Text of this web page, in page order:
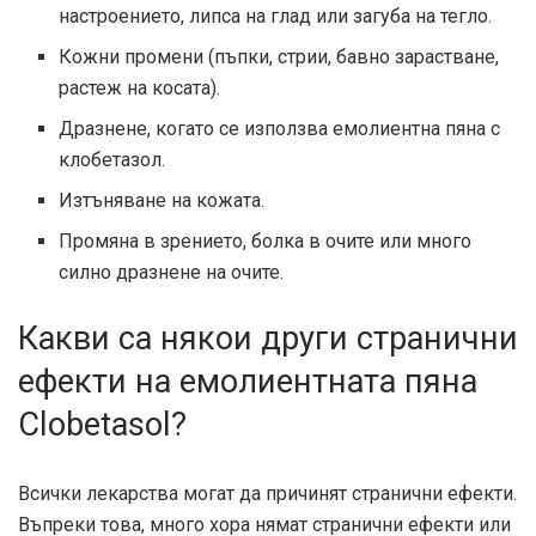
настроението, липса на глад или загуба на тегло.
Кожни промени (пъпки, стрии, бавно зарастване,
растеж на косата).
Дразнене, когато се използва емолиентна пяна с
клобетазол.
Изтъняване на кожата.
Промяна в зрението, болка в очите или много
силно дразнене на очите.
Какви са някои други странични
ефекти на емолиентната пяна
Clobetasol?
Всички лекарства могат да причинят странични ефекти.
Въпреки това, много хора нямат странични ефекти или